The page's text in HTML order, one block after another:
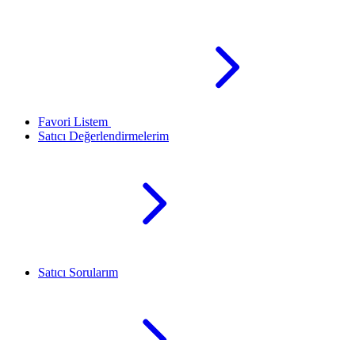
Favori Listem
Satıcı Değerlendirmelerim
Satıcı Sorularım